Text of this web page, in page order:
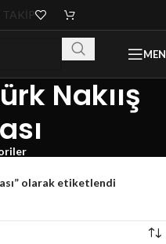
TAKİP
Nakıış
olarak etiketlendi